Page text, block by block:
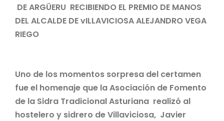
DE ARGÜERU RECIBIENDO EL PREMIO DE MANOS
DEL ALCALDE DE vILLAVICIOSA ALEJANDRO VEGA
RIEGO
Uno de los momentos sorpresa del certamen
fue el homenaje que la Asociación de Fomento
de la Sidra Tradicional Asturiana realizó al
hostelero y sidrero de Villaviciosa, Javier